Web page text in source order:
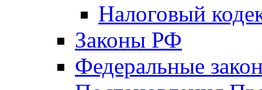
Налоговый
Законы РФ
Федеральные